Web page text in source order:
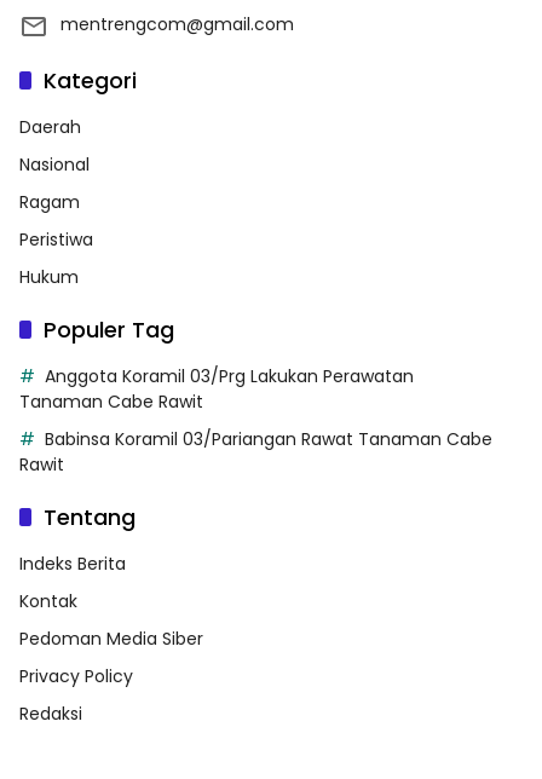
mentrengcom@gmail.com
Kategori
Daerah
Nasional
Ragam
Peristiwa
Hukum
Populer Tag
Anggota Koramil 03/Prg Lakukan Perawatan
Tanaman Cabe Rawit
Babinsa Koramil 03/Pariangan Rawat Tanaman Cabe
Rawit
Tentang
Indeks Berita
Kontak
Pedoman Media Siber
Privacy Policy
Redaksi